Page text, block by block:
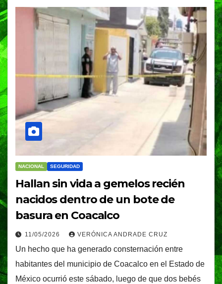
NACIONAL SEGURIDAD
Hallan sin vida a gemelos recién
nacidos dentro de un bote de
basura en Coacalco
11/05/2026 VERÓNICA ANDRADE CRUZ
Un hecho que ha generado consternación entre
habitantes del municipio de Coacalco en el Estado de
México ocurrió este sábado, luego de que dos bebés